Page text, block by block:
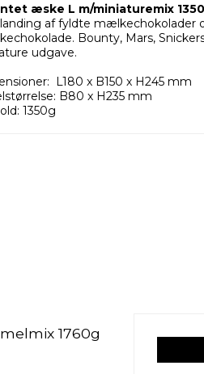
æske L m/miniaturemix
af fyldte mælkechokolader
Bounty, Mars,
udgave.
L180 x B150 x H245 mm
B80 x H235 mm
1350g
1760g